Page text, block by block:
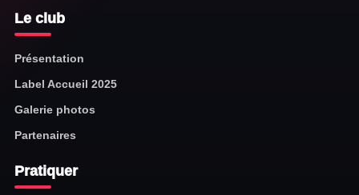
Le club
Présentation
Label Accueil 2025
Galerie photos
Partenaires
Pratiquer